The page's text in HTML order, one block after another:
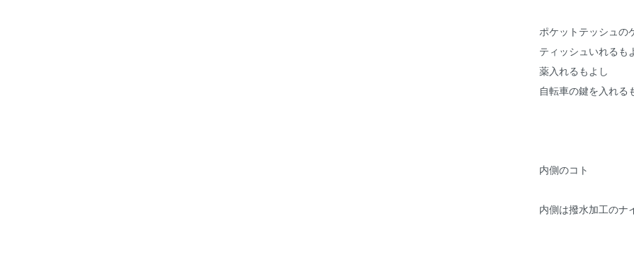
ポケットテッシュの
ティッシュいれるも
薬入れるもよし
自転車の鍵を入れる
内側のコト
内側は撥水加工のナ